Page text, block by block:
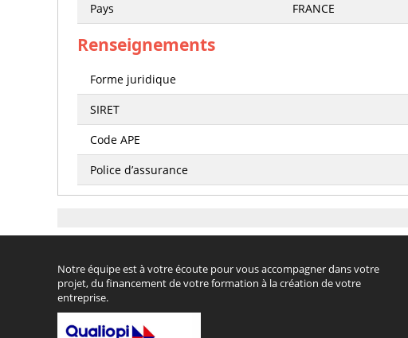
Pays
FRANCE
Renseignements
Forme juridique
SIRET
Code APE
Police d’assurance
Notre équipe est à votre écoute pour vous accompagner dans votre
projet, du financement de votre formation à la création de votre
entreprise.